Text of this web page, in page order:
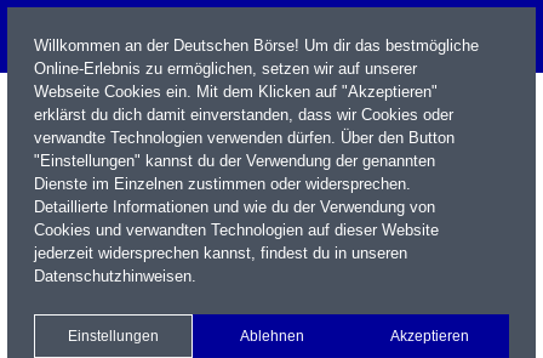
Name / WKN / ISIN / Kürzel
Xetra Realtime
Watchlist Portfolio Login
Willkommen an der Deutschen Börse! Um dir das bestmögliche
Online-Erlebnis zu ermöglichen, setzen wir auf unserer
Webseite Cookies ein. Mit dem Klicken auf "Akzeptieren"
erklärst du dich damit einverstanden, dass wir Cookies oder
verwandte Technologien verwenden dürfen. Über den Button
"Einstellungen" kannst du der Verwendung der genannten
Dienste im Einzelnen zustimmen oder widersprechen.
Detaillierte Informationen und wie du der Verwendung von
Cookies und verwandten Technologien auf dieser Website
jederzeit widersprechen kannst, findest du in unseren
Datenschutzhinweisen.
Einstellungen Ablehnen Akzeptieren